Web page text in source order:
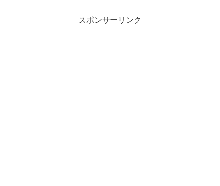
スポンサーリンク